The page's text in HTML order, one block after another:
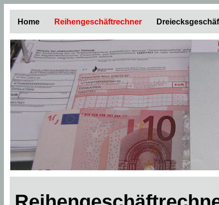
Home Reihengeschäftrechner